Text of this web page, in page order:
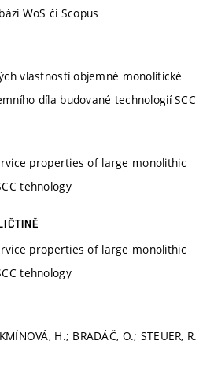
WoS či Scopus
vlastností objemné monolitické
díla budované technologií SCC
properties of large monolithic
tehnology
properties of large monolithic
tehnology
H.; BRADÁČ, O.; STEUER, R.